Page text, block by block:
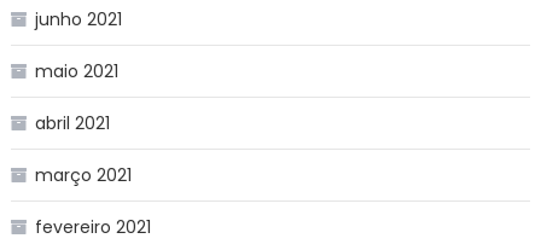
junho 2021
maio 2021
abril 2021
março 2021
fevereiro 2021